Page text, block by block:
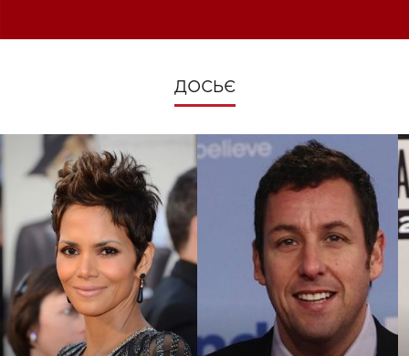
ДОСЬЄ